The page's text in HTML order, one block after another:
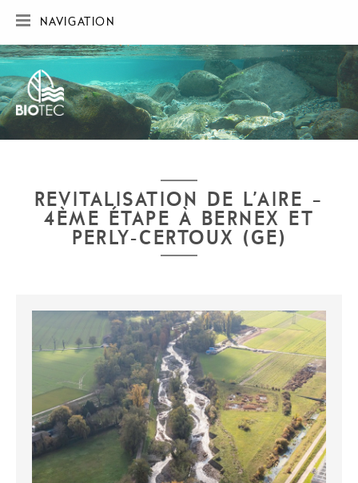
NAVIGATION
ACCUEIL
SOCIÉTÉ
RÉALISATIONS
CARTE DES RÉALISATIONS
CONTACT
REVITALISATION DE L’AIRE –
4ÈME ÉTAPE À BERNEX ET
PERLY-CERTOUX (GE)